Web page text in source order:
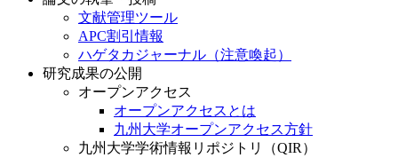
文献管理ツール
APC割引情報
ハゲタカジャーナル（注意喚起）
研究成果の公開
オープンアクセス
オープンアクセスとは
九州大学オープンアクセス方針
九州大学学術情報リポジトリ（QIR）